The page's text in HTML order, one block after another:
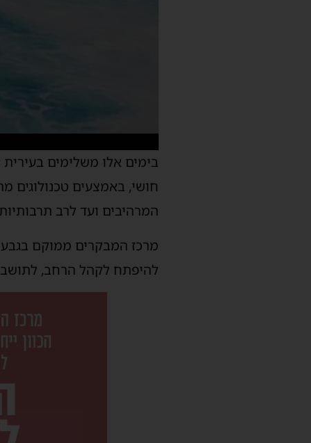
בימים אלו משלימים
חושי, באמצעים טכנולוגים
המרהיבים ועד לרב
מרכז המבקרים ממוקם
להיפתח לקהל הרחב,